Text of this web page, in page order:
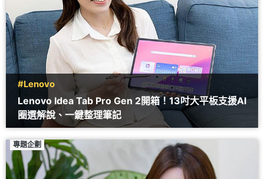
#Lenovo
Lenovo Idea Tab Pro Gen 2開箱！13吋大平板支援AI
圈選解說、一鍵整理筆記
專題企劃